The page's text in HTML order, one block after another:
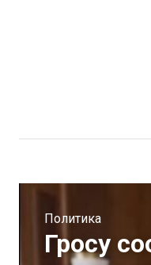
Политика
Гросу